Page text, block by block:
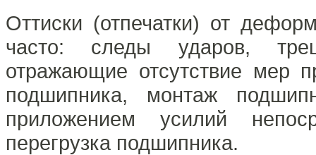
Оттиски (отпечатки) от
часто: следы ударов,
отражающие отсутствие мер
подшипника, монтаж
приложением усилий
перегрузка подшипника.